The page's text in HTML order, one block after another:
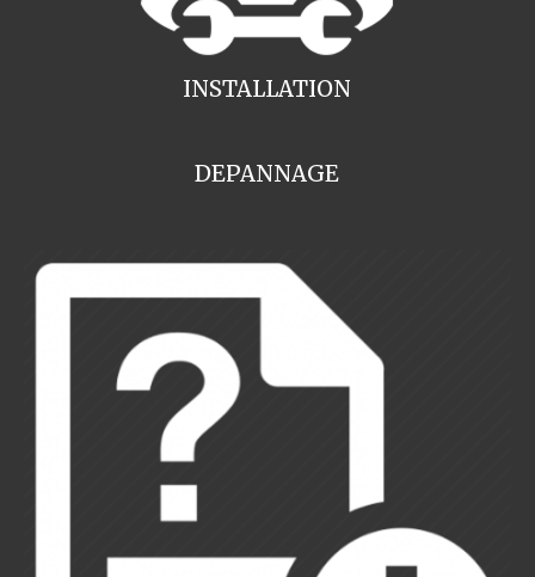
INSTALLATION
DEPANNAGE